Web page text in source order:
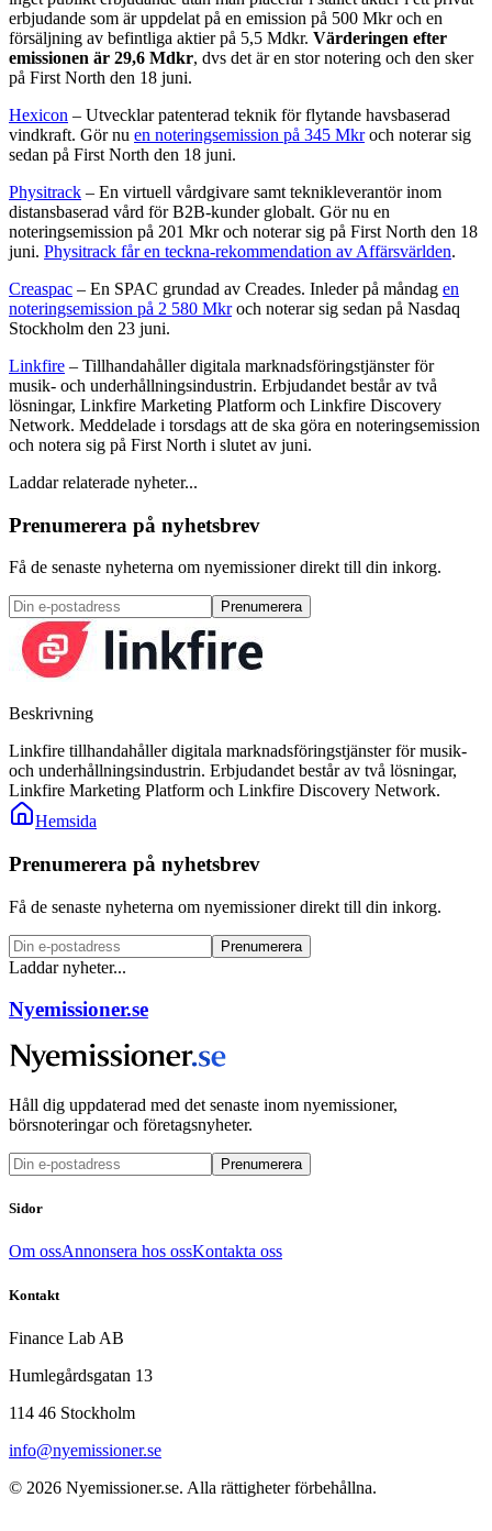
erbjudande som är uppdelat på en emission på 500 Mkr och en
försäljning av befintliga aktier på 5,5 Mdkr. Värderingen efter
emissionen är 29,6 Mdkr, dvs det är en stor notering och den sker
på First North den 18 juni.
Hexicon – Utvecklar patenterad teknik för flytande havsbaserad
vindkraft. Gör nu en noteringsemission på 345 Mkroch noterar sig
sedan på First North den 18 juni.
Physitrack – En virtuell vårdgivare samt teknikleverantör inom
distansbaserad vård för B2B-kunder globalt. Gör nu en
noteringsemission på 201 Mkr och noterar sig på First North den 18
juni. Physitrack får en teckna-rekommendation av Affärsvärlden.
Creaspac – En SPAC grundad av Creades. Inleder på måndag en
noteringsemission på 2 580 Mkroch noterar sig sedan på Nasdaq
Stockholm den 23 juni.
Linkfire – Tillhandahåller digitala marknadsföringstjänster för
musik- och underhållningsindustrin. Erbjudandet består av två
lösningar, Linkfire Marketing Platform och Linkfire Discovery
Network. Meddelade i torsdags att de ska göra en noteringsemission
och notera sig på First North i slutet av juni.
Laddar relaterade nyheter...
Prenumerera på nyhetsbrev
Få de senaste nyheterna om nyemissioner direkt till din inkorg.
Prenumerera
Beskrivning
Linkfire tillhandahåller digitala marknadsföringstjänster för musik-
och underhållningsindustrin. Erbjudandet består av två lösningar,
Linkfire Marketing Platform och Linkfire Discovery Network.
Hemsida
Prenumerera på nyhetsbrev
Få de senaste nyheterna om nyemissioner direkt till din inkorg.
Prenumerera
Laddar nyheter...
Nyemissioner.se
Håll dig uppdaterad med det senaste inom nyemissioner,
börsnoteringar och företagsnyheter.
Prenumerera
Sidor
Om ossAnnonsera hos ossKontakta oss
Kontakt
Finance Lab AB
Humlegårdsgatan 13
114 46 Stockholm
info@nyemissioner.se
© 2026 Nyemissioner.se. Alla rättigheter förbehållna.